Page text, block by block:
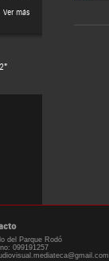
Ver más
del Parque Rodó
099191257